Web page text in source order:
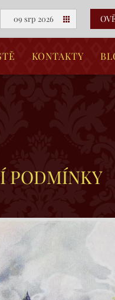
09 srp 2026
KONTAKTY
PODMÍNKY